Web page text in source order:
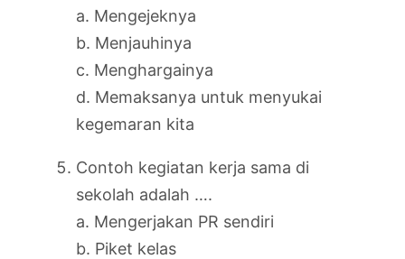
a. Mengejeknya
b. Menjauhinya
c. Menghargainya
d. Memaksanya untuk menyukai
kegemaran kita
Contoh kegiatan kerja sama di
sekolah adalah ….
a. Mengerjakan PR sendiri
b. Piket kelas